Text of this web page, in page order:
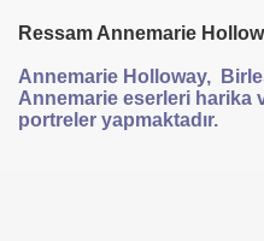
Ressam Annemarie
Annemarie Holloway,
Annemarie eserleri harika
portreler yapmaktadır.